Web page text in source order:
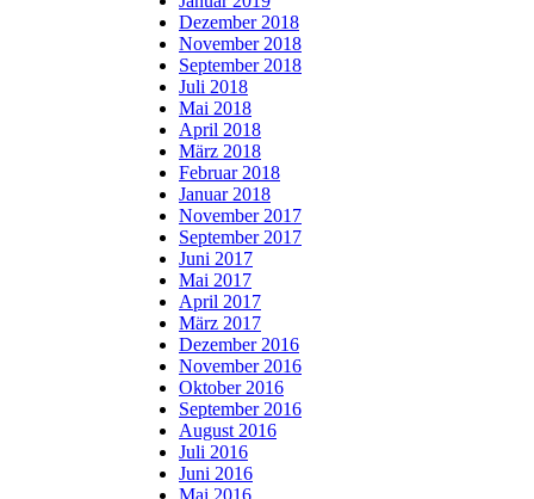
Dezember 2018
November 2018
September 2018
Juli 2018
Mai 2018
April 2018
März 2018
Februar 2018
Januar 2018
November 2017
September 2017
Juni 2017
Mai 2017
April 2017
März 2017
Dezember 2016
November 2016
Oktober 2016
September 2016
August 2016
Juli 2016
Juni 2016
Mai 2016